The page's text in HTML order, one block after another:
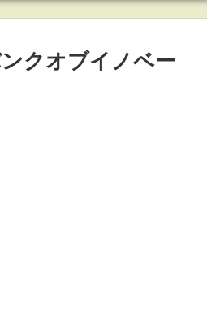
クオブイノベー